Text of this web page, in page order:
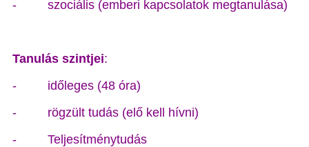
- szociális (emberi kapcsolatok megtanulása)
Tanulás szintjei:
- időleges (48 óra)
- rögzült tudás (elő kell hívni)
- Teljesítménytudás